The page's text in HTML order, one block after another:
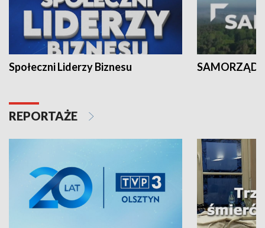
Społeczni Liderzy Biznesu SAMORZĄD
REPORTAŻE